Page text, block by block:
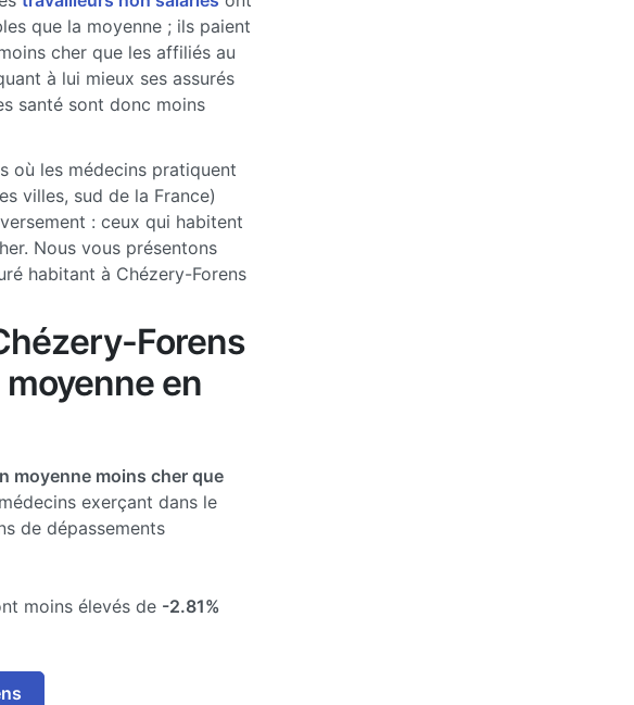
que la moyenne ; ils paient
cher que les affiliés au
à lui mieux ses assurés
santé sont donc moins
où les médecins pratiquent
villes, sud de la France)
: ceux qui habitent
Nous vous présentons
habitant à Chézery-Forens
Forens
en
moyenne moins cher que
exerçant dans le
de dépassements
moins élevés de -2.81%